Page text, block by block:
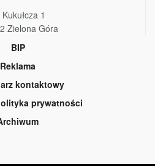
1
Zielona Góra
BIP
Reklama
kontaktowy
prywatności